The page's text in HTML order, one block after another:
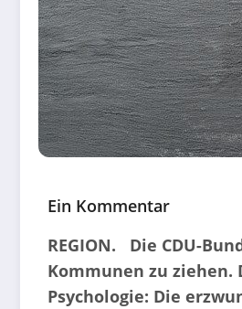
Ein Kommentar
REGION. Die CDU-
Kommunen zu
Psychologie: Die